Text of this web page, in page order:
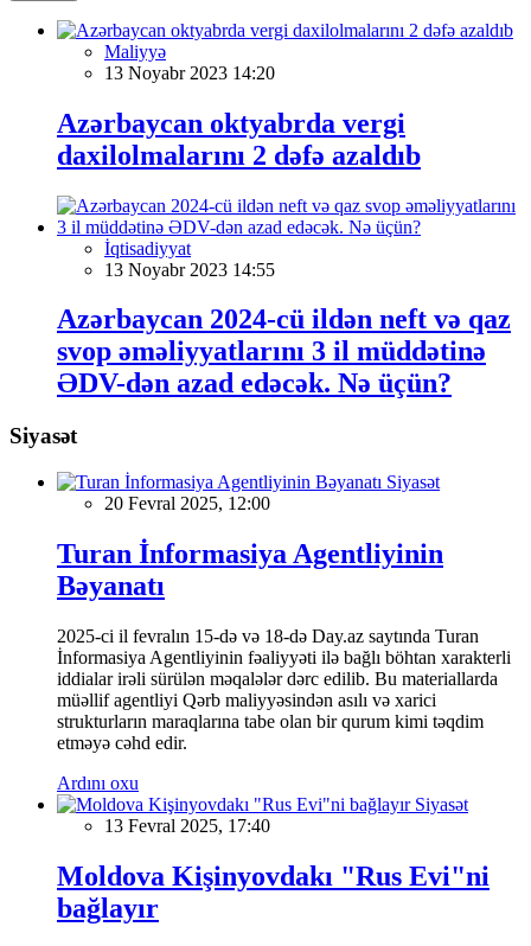
Maliyyə
13 Noyabr 2023 14:20
Azərbaycan oktyabrda vergi
daxilolmalarını 2 dəfə azaldıb
İqtisadiyyat
13 Noyabr 2023 14:55
Azərbaycan 2024-cü ildən neft və qaz
svop əməliyyatlarını 3 il müddətinə
ƏDV-dən azad edəcək. Nə üçün?
Siyasət
Siyasət
20 Fevral 2025, 12:00
Turan İnformasiya Agentliyinin
Bəyanatı
2025-ci il fevralın 15-də və 18-də Day.az saytında Turan
İnformasiya Agentliyinin fəaliyyəti ilə bağlı böhtan xarakterli
iddialar irəli sürülən məqalələr dərc edilib. Bu materiallarda
müəllif agentliyi Qərb maliyyəsindən asılı və xarici
strukturların maraqlarına tabe olan bir qurum kimi təqdim
etməyə cəhd edir.
Ardını oxu
Siyasət
13 Fevral 2025, 17:40
Moldova Kişinyovdakı "Rus Evi"ni
bağlayır